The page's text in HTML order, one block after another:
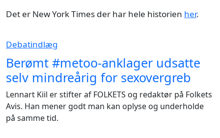
Det er New York Times der har hele historien her.
Debatindlæg
Berømt #metoo-anklager udsatte
selv mindreårig for sexovergreb
Lennart Kiil er stifter af FOLKETS og redaktør på Folkets
Avis. Han mener godt man kan oplyse og underholde
på samme tid.